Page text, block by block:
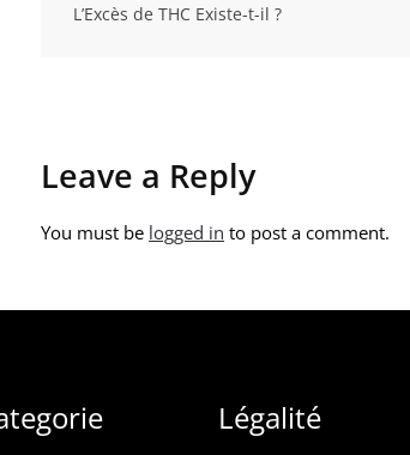
L’Excès de THC Existe-t-il ?
Leave a Reply
You must be logged in to post a comment.
Légalité